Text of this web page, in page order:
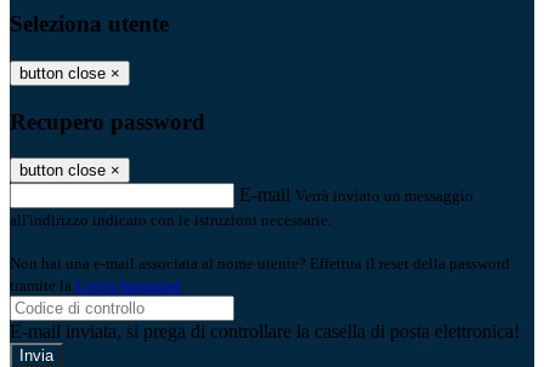
Seleziona utente
button close ×
Recupero password
button close ×
E-mail Verrà inviato un messaggio
all'indirizzo indicato con le istruzioni necessarie.
Non hai una e-mail associata al nome utente? Effettua il reset della password
tramite la Login Spaggiari
E-mail inviata, si prega di controllare la casella di posta elettronica!